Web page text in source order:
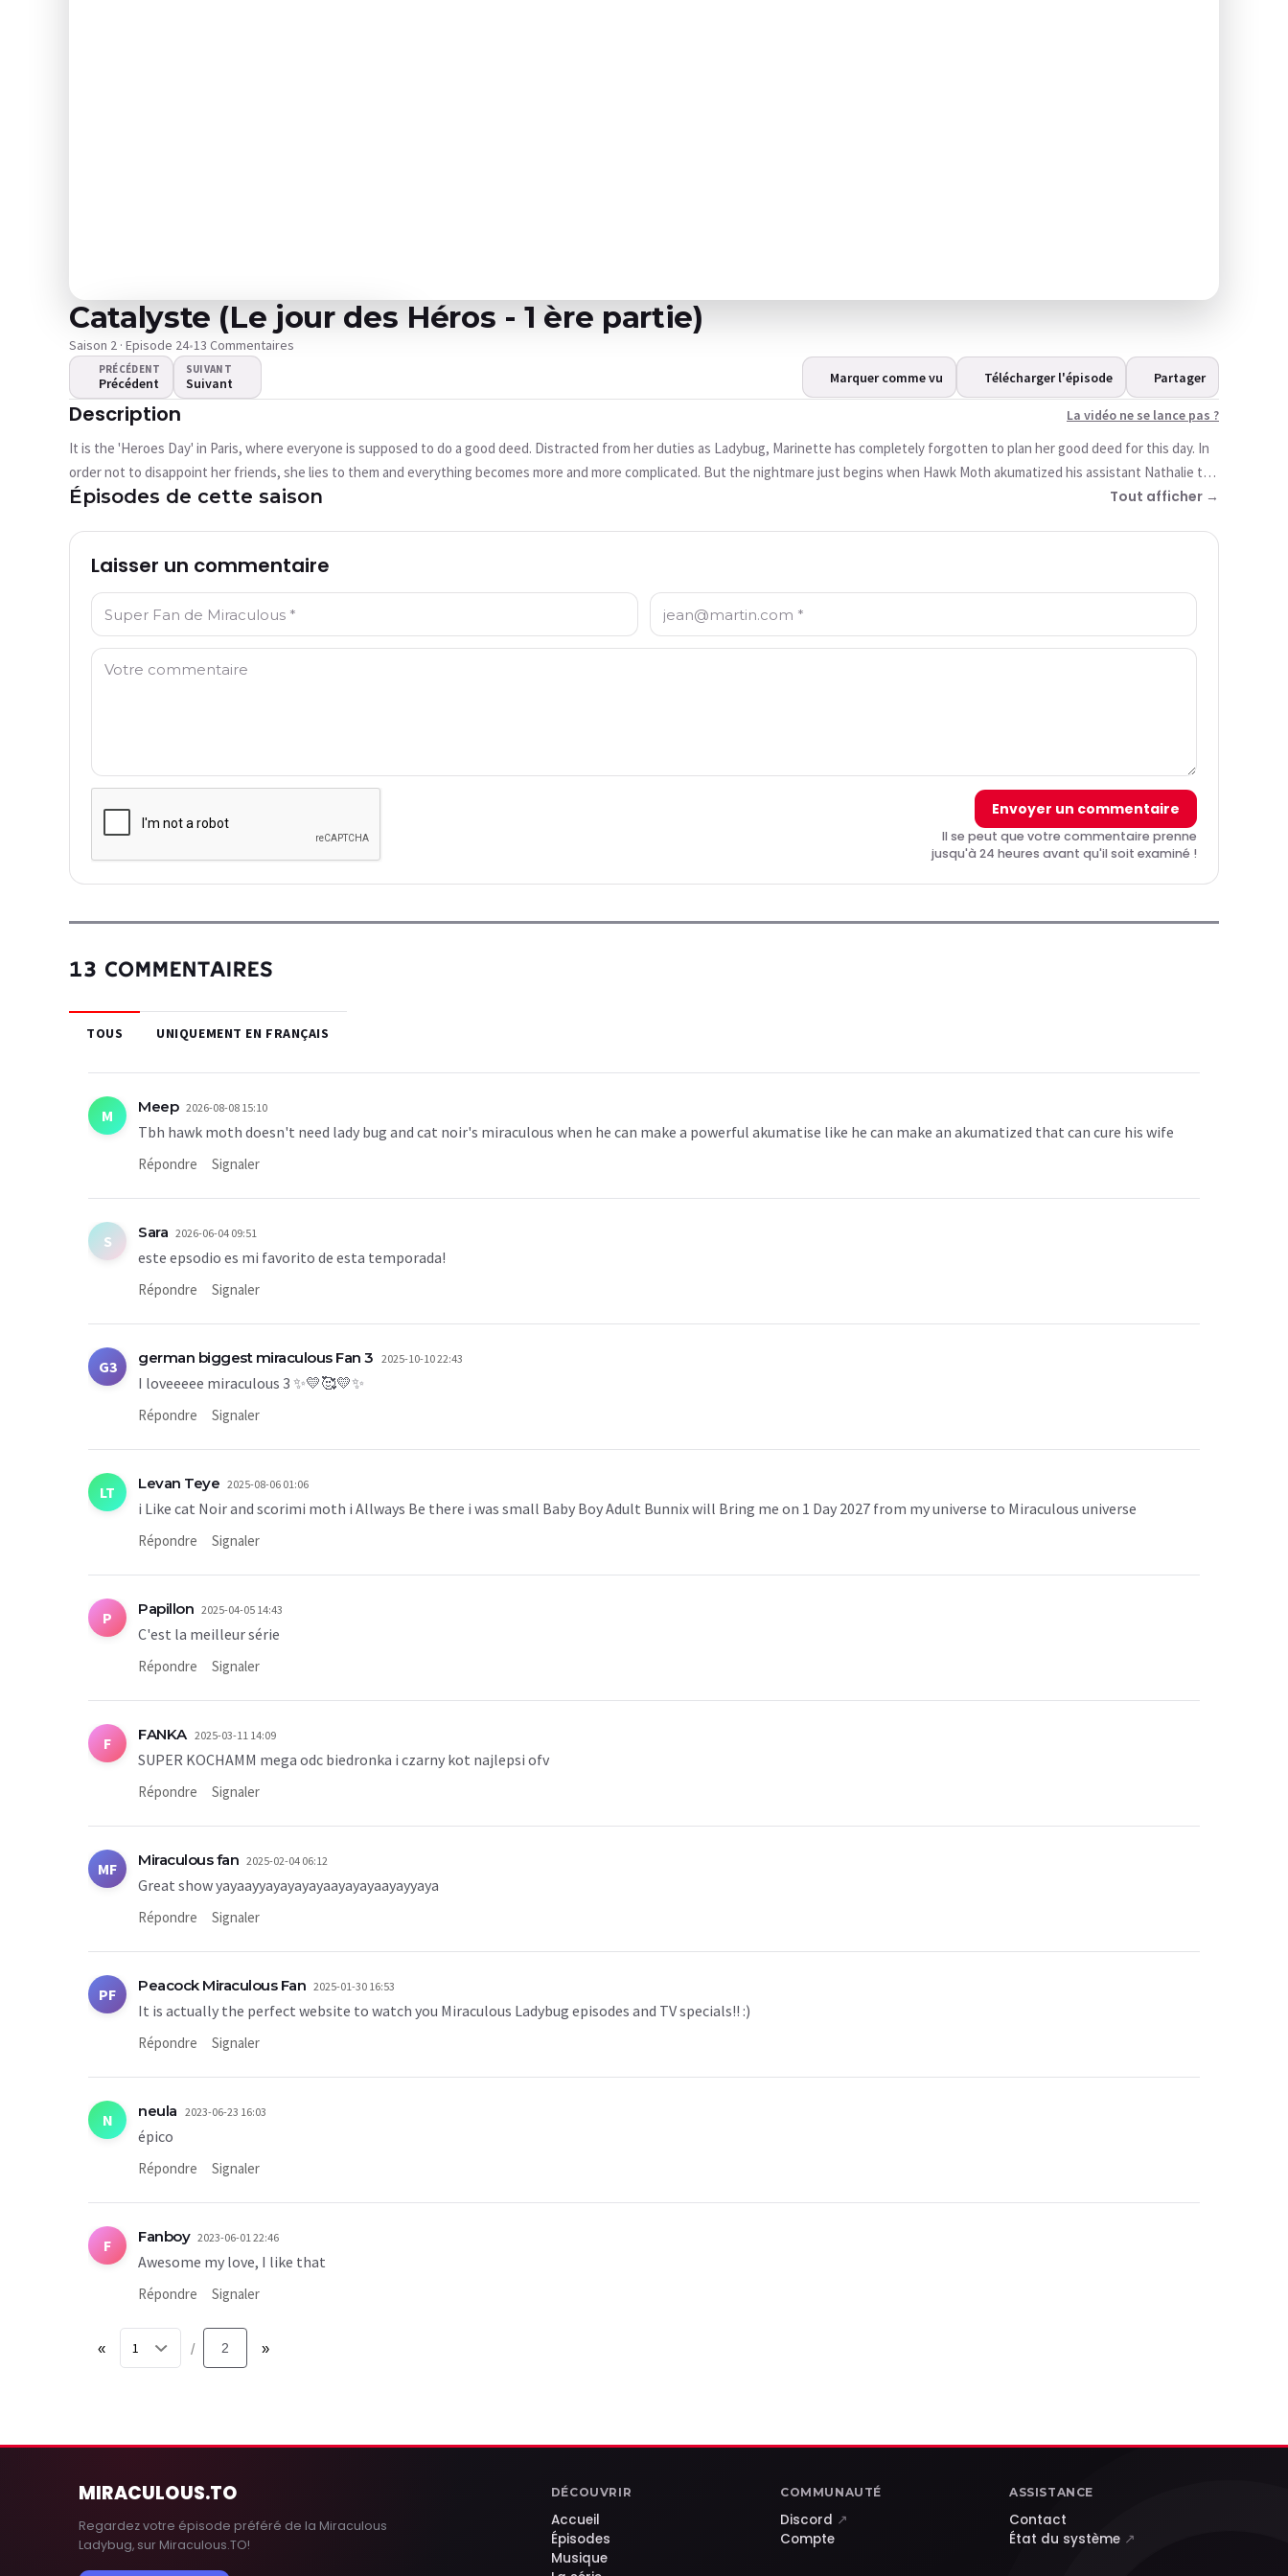
La vidéo ne se lance pas ?
moment
Réessayer
Catalyste (Le jour des Héros - 1 ère partie)
Saison 2 · Episode 24•13 Commentaires
PRÉCÉDENT
Précédent
SUIVANT
Suivant Marquer comme vu Télécharger l'épisode Partager
Description La vidéo ne se lance pas ?
It is the 'Heroes Day' in Paris, where everyone is supposed to do a good deed. Distracted from her duties as Ladybug, Marinette has completely forgotten to plan her good deed for this day. In
order not to disappoint her friends, she lies to them and everything becomes more and more complicated. But the nightmare just begins when Hawk Moth akumatized his assistant Nathalie to
Catalyst, a super villain, to help him with his long-planned revenge on Ladybug and Cat Noir.
Épisodes de cette saison Tout afficher →
Laisser un commentaire
Nom: * Email: *
Commentaire: *
Envoyer un commentaire
Il se peut que votre commentaire prenne
jusqu'à 24 heures avant qu'il soit examiné !
13 COMMENTAIRES
TOUS UNIQUEMENT EN FRANÇAIS
M Meep 2026-08-08 15:10
Tbh hawk moth doesn't need lady bug and cat noir's miraculous when he can make a powerful akumatise like he can make an akumatized that can cure his wife
Répondre Signaler
S Sara 2026-06-04 09:51
este epsodio es mi favorito de esta temporada!
Répondre Signaler
G3 german biggest miraculous Fan 3 2025-10-10 22:43
I loveeeee miraculous 3 ✨💛🥰💛✨
Répondre Signaler
LT Levan Teye 2025-08-06 01:06
i Like cat Noir and scorimi moth i Allways Be there i was small Baby Boy Adult Bunnix will Bring me on 1 Day 2027 from my universe to Miraculous universe
Répondre Signaler
P Papillon 2025-04-05 14:43
C'est la meilleur série
Répondre Signaler
F FANKA 2025-03-11 14:09
SUPER KOCHAMM mega odc biedronka i czarny kot najlepsi ofv
Répondre Signaler
MF Miraculous fan 2025-02-04 06:12
Great show yayaayyayayayayaayayayaayayyaya
Répondre Signaler
PF Peacock Miraculous Fan 2025-01-30 16:53
It is actually the perfect website to watch you Miraculous Ladybug episodes and TV specials!! :)
Répondre Signaler
N neula 2023-06-23 16:03
épico
Répondre Signaler
F Fanboy 2023-06-01 22:46
Awesome my love, I like that
Répondre Signaler
« / 2 »
MIRACULOUS.TO
Regardez votre épisode préféré de la Miraculous
Ladybug, sur Miraculous.TO!
DÉCOUVRIR
Accueil
Épisodes
Musique
COMMUNAUTÉ
Discord ↗
Compte
ASSISTANCE
Contact
État du système ↗